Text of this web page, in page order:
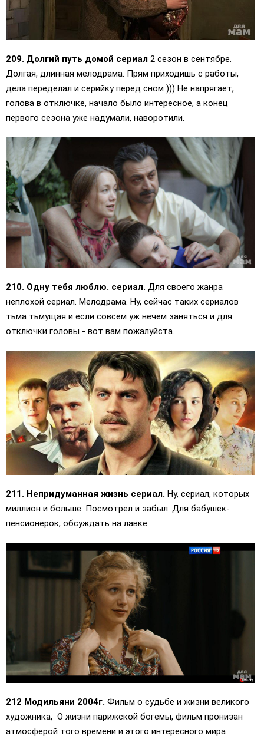
209. Долгий путь домой сериал 2 сезон в сентябре.
Долгая, длинная мелодрама. Прям приходишь с работы,
дела переделал и серийку перед сном ))) Не напрягает,
голова в отключке, начало было интересное, а конец
первого сезона уже надумали, наворотили.
210. Одну тебя люблю. сериал. Для своего жанра
неплохой сериал. Мелодрама. Ну, сейчас таких сериалов
тьма тьмущая и если совсем уж нечем заняться и для
отключки головы - вот вам пожалуйста.
211. Непридуманная жизнь сериал. Ну, сериал, которых
миллион и больше. Посмотрел и забыл. Для бабушек-
пенсионерок, обсуждать на лавке.
212 Модильяни 2004г. Фильм о судьбе и жизни великого
художника, О жизни парижской богемы, фильм пронизан
атмосферой того времени и этого интересного мира